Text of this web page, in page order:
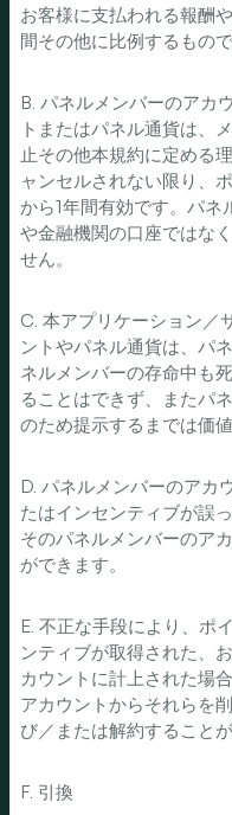
お客様に支払われる報酬
間その他に比例するもの
B. パネルメンバーのアカ
トまたはパネル通貨は、
止その他本規約に定める
ャンセルされない限り、
から1年間有効です。パ
や金融機関の口座ではな
せん。
C. 本アプリケーション／
ントやパネル通貨は、パ
ネルメンバーの存命中も
ることはできず、またパ
のため提示するまでは価
D. パネルメンバーのアカ
たはインセンティブが誤
そのパネルメンバーのア
ができます。
E. 不正な手段により、ポ
ンティブが取得された、
カウントに計上された場
アカウントからそれらを
び／または解約することが
F. 引換